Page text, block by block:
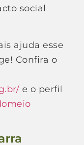
social
ajuda esse
Confira o
e o perfil